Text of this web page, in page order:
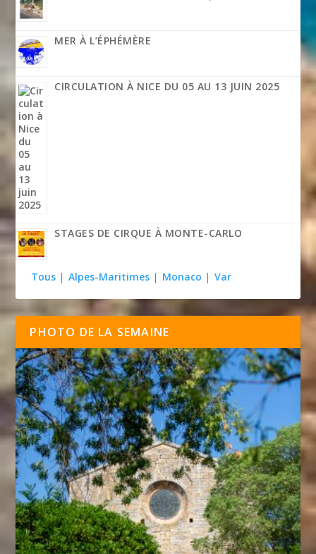
MER À L’ÉPHÉMÈRE
CIRCULATION À NICE DU 05 AU 13 JUIN 2025
STAGES DE CIRQUE À MONTE-CARLO
Tous | Alpes-Maritimes | Monaco | Var
PHOTO DE LA SEMAINE